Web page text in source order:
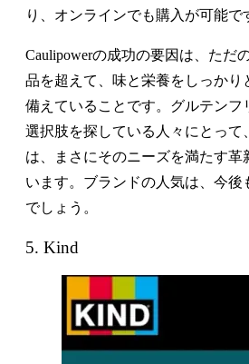
り、オンラインでも購入が可能で
Caulipowerの成功の要因は、ただ
品を超えて、味と栄養をしっかり
備えていることです。グルテンフ
選択肢を探している人々にとって
は、まさにそのニーズを満たす革
います。ブランドの人気は、今後
でしょう。
5. Kind